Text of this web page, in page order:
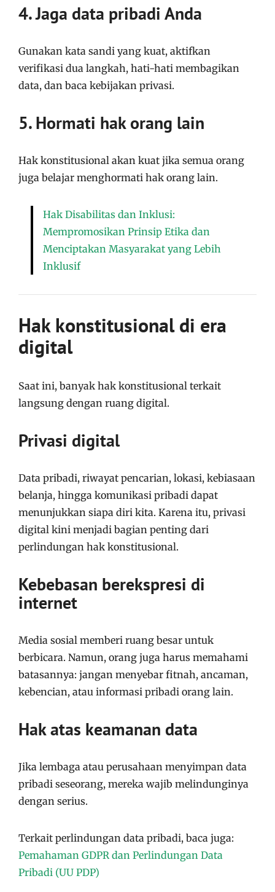
4. Jaga data pribadi Anda
Gunakan kata sandi yang kuat, aktifkan
verifikasi dua langkah, hati-hati membagikan
data, dan baca kebijakan privasi.
5. Hormati hak orang lain
Hak konstitusional akan kuat jika semua orang
juga belajar menghormati hak orang lain.
Hak Disabilitas dan Inklusi:
Mempromosikan Prinsip Etika dan
Menciptakan Masyarakat yang Lebih
Inklusif
Hak konstitusional di era
digital
Saat ini, banyak hak konstitusional terkait
langsung dengan ruang digital.
Privasi digital
Data pribadi, riwayat pencarian, lokasi, kebiasaan
belanja, hingga komunikasi pribadi dapat
menunjukkan siapa diri kita. Karena itu, privasi
digital kini menjadi bagian penting dari
perlindungan hak konstitusional.
Kebebasan berekspresi di
internet
Media sosial memberi ruang besar untuk
berbicara. Namun, orang juga harus memahami
batasannya: jangan menyebar fitnah, ancaman,
kebencian, atau informasi pribadi orang lain.
Hak atas keamanan data
Jika lembaga atau perusahaan menyimpan data
pribadi seseorang, mereka wajib melindunginya
dengan serius.
Terkait perlindungan data pribadi, baca juga:
Pemahaman GDPR dan Perlindungan Data
Pribadi (UU PDP)